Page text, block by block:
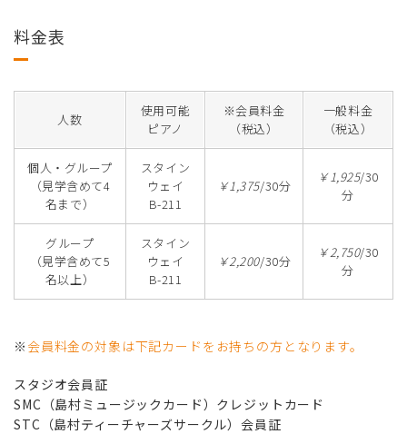
料金表
人数
使用可能
ピアノ
※会員料金
（税込）
一般料金
（税込）
個人・グループ
（見学含めて4
名まで）
スタイン
ウェイ
B-211
￥1,375/30分
￥1,925/30
分
グループ
（見学含めて5
名以上）
スタイン
ウェイ
B-211
￥2,200/30分
￥2,750/30
分
※ 会員料金の対象は下記カードをお持ちの方となります。
スタジオ会員証
SMC（島村ミュージックカード）クレジットカード
STC（島村ティーチャーズサークル）会員証